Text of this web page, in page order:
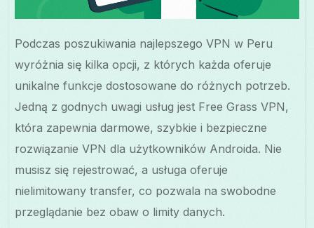
Podczas poszukiwania najlepszego VPN w Peru
wyróżnia się kilka opcji, z których każda oferuje
unikalne funkcje dostosowane do różnych potrzeb.
Jedną z godnych uwagi usług jest Free Grass VPN,
która zapewnia darmowe, szybkie i bezpieczne
rozwiązanie VPN dla użytkowników Androida. Nie
musisz się rejestrować, a usługa oferuje
nielimitowany transfer, co pozwala na swobodne
przeglądanie bez obaw o limity danych.